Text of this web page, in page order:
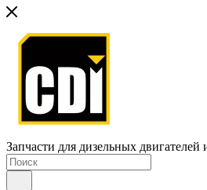
Запчасти для дизельных